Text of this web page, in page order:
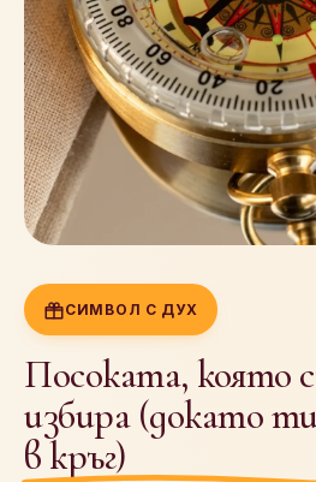
СИМВОЛ С ДУХ
Посоката, която
избира (докато
в кръг)